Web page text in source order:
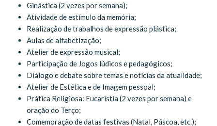
Ginástica (2 vezes por semana);
Atividade de estímulo da memória;
Realização de trabalhos de expressão plástica;
Aulas de alfabetização;
Atelier de expressão musical;
Participação de Jogos lúdicos e pedagógicos;
Diálogo e debate sobre temas e notícias da atualidade;
Atelier de Estética e de Imagem pessoal;
Prática Religiosa: Eucaristia (2 vezes por semana) e
oração do Terço;
Comemoração de datas festivas (Natal, Páscoa, etc.);